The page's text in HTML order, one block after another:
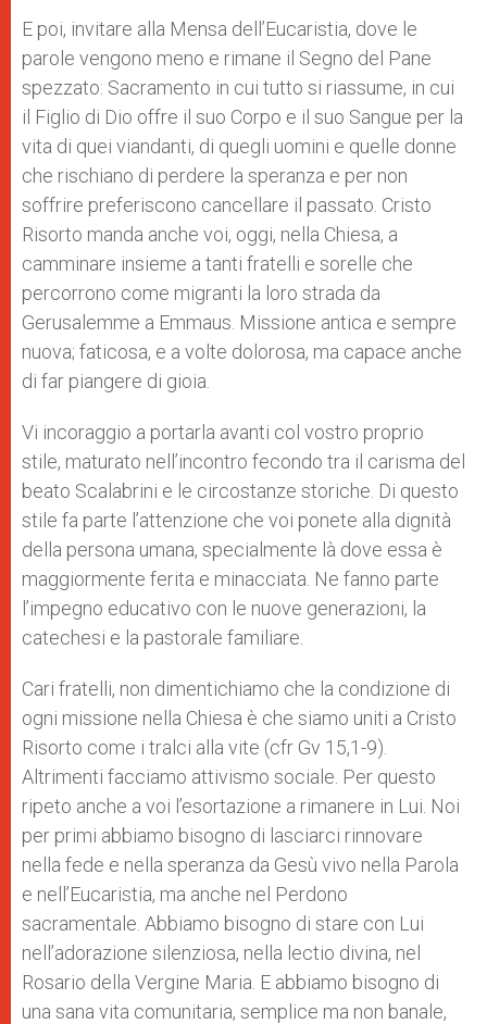
E poi, invitare alla Mensa dell’Eucaristia, dove le
parole vengono meno e rimane il Segno del Pane
spezzato: Sacramento in cui tutto si riassume, in cui
il Figlio di Dio offre il suo Corpo e il suo Sangue per la
vita di quei viandanti, di quegli uomini e quelle donne
che rischiano di perdere la speranza e per non
soffrire preferiscono cancellare il passato. Cristo
Risorto manda anche voi, oggi, nella Chiesa, a
camminare insieme a tanti fratelli e sorelle che
percorrono come migranti la loro strada da
Gerusalemme a Emmaus. Missione antica e sempre
nuova; faticosa, e a volte dolorosa, ma capace anche
di far piangere di gioia.
Vi incoraggio a portarla avanti col vostro proprio
stile, maturato nell’incontro fecondo tra il carisma del
beato Scalabrini e le circostanze storiche. Di questo
stile fa parte l’attenzione che voi ponete alla dignità
della persona umana, specialmente là dove essa è
maggiormente ferita e minacciata. Ne fanno parte
l’impegno educativo con le nuove generazioni, la
catechesi e la pastorale familiare.
Cari fratelli, non dimentichiamo che la condizione di
ogni missione nella Chiesa è che siamo uniti a Cristo
Risorto come i tralci alla vite (cfr Gv 15,1-9).
Altrimenti facciamo attivismo sociale. Per questo
ripeto anche a voi l’esortazione a rimanere in Lui. Noi
per primi abbiamo bisogno di lasciarci rinnovare
nella fede e nella speranza da Gesù vivo nella Parola
e nell’Eucaristia, ma anche nel Perdono
sacramentale. Abbiamo bisogno di stare con Lui
nell’adorazione silenziosa, nella lectio divina, nel
Rosario della Vergine Maria. E abbiamo bisogno di
una sana vita comunitaria, semplice ma non banale,